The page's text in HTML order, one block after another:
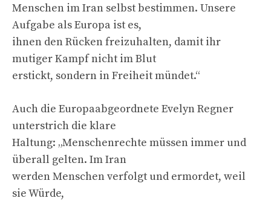
Menschen im Iran selbst bestimmen. Unsere
Aufgabe als Europa ist es,
ihnen den Rücken freizuhalten, damit ihr
mutiger Kampf nicht im Blut
erstickt, sondern in Freiheit mündet.“
Auch die Europaabgeordnete Evelyn Regner
unterstrich die klare
Haltung: „Menschenrechte müssen immer und
überall gelten. Im Iran
werden Menschen verfolgt und ermordet, weil
sie Würde,